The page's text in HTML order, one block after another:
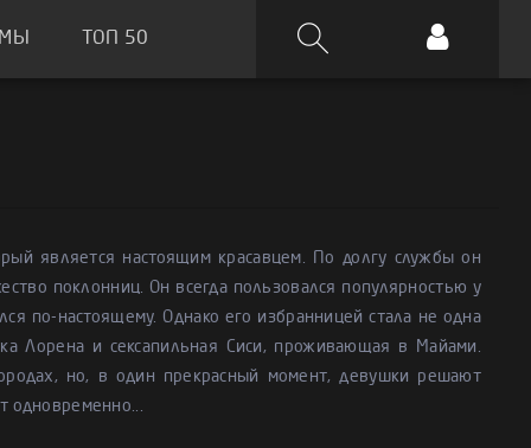
ТОП 50
является настоящим красавцем. По долгу службы он
поклонниц. Он всегда пользовался популярностью у
по-настоящему. Однако его избранницей стала не одна
Лорена и сексапильная Сиси, проживающая в Майами.
но, в один прекрасный момент, девушки решают
одновременно...